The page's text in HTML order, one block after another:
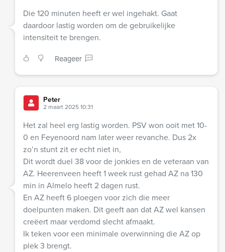
Die 120 minuten heeft er wel ingehakt. Gaat
daardoor lastig worden om de gebruikelijke
intensiteit te brengen.
Reageer
Peter
2 maart 2025 10:31
Het zal heel erg lastig worden. PSV won ooit met 10-
0 en Feyenoord nam later weer revanche. Dus 2x
zo’n stunt zit er echt niet in,
Dit wordt duel 38 voor de jonkies en de veteraan van
AZ. Heerenveen heeft 1 week rust gehad AZ na 130
min in Almelo heeft 2 dagen rust.
En AZ heeft 6 ploegen voor zich die meer
doelpunten maken. Dit geeft aan dat AZ wel kansen
creëert maar verdomd slecht afmaakt.
Ik teken voor een minimale overwinning die AZ op
plek 3 brengt.